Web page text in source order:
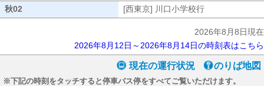
秋02 [西東京] 川口小学校行
2026年8月8日現在
2026年8月12日～2026年8月14日の時刻表はこちら
現在の運行状況 のりば地図
※下記の時刻をタッチすると停車バス停をすべてご覧いただけます。